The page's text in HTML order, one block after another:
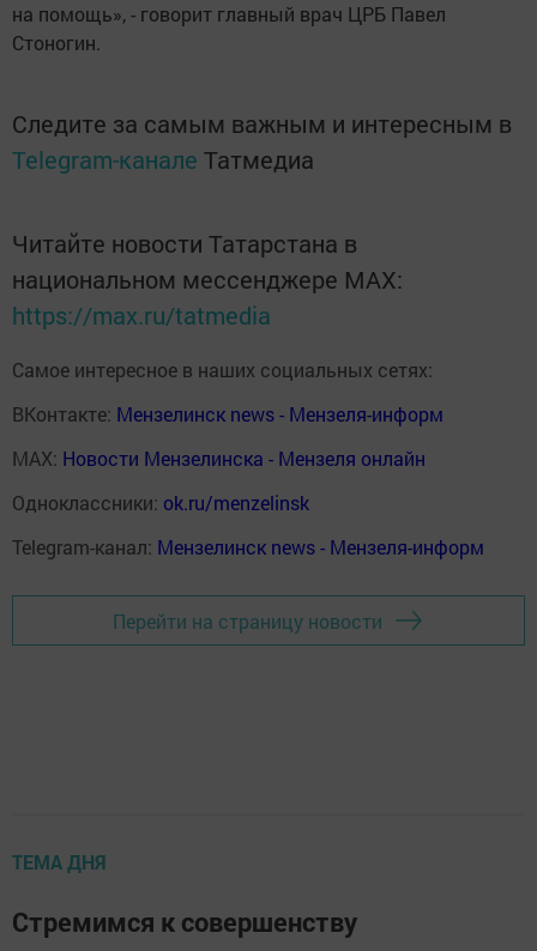
на помощь», - го­ворит главный врач ЦРБ Павел
Стоногин.
Следите за самым важным и интересным в
Telegram-канале Татмедиа
Читайте новости Татарстана в
национальном мессенджере MАХ:
https://max.ru/tatmedia
Самое интересное в наших социальных сетях:
ВКонтакте: Мензелинск news - Мензеля-информ
MAX: Новости Мензелинска - Мензеля онлайн
Одноклассники: ok.ru/menzelinsk
Telegram-канал: Мензелинск news - Мензеля-информ
Перейти на страницу новости
ТЕМА ДНЯ
Стремимся к совершенству